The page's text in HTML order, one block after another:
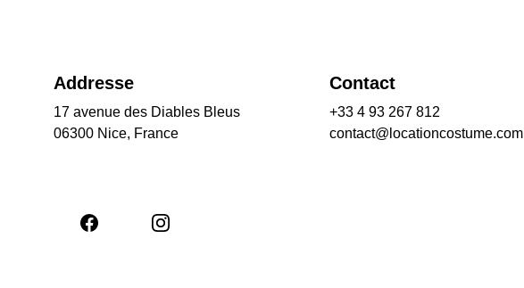
Addresse
17 avenue des Diables Bleus
06300 Nice, France
Contact
+33 4 93 267 812
contact@locationcostume.com